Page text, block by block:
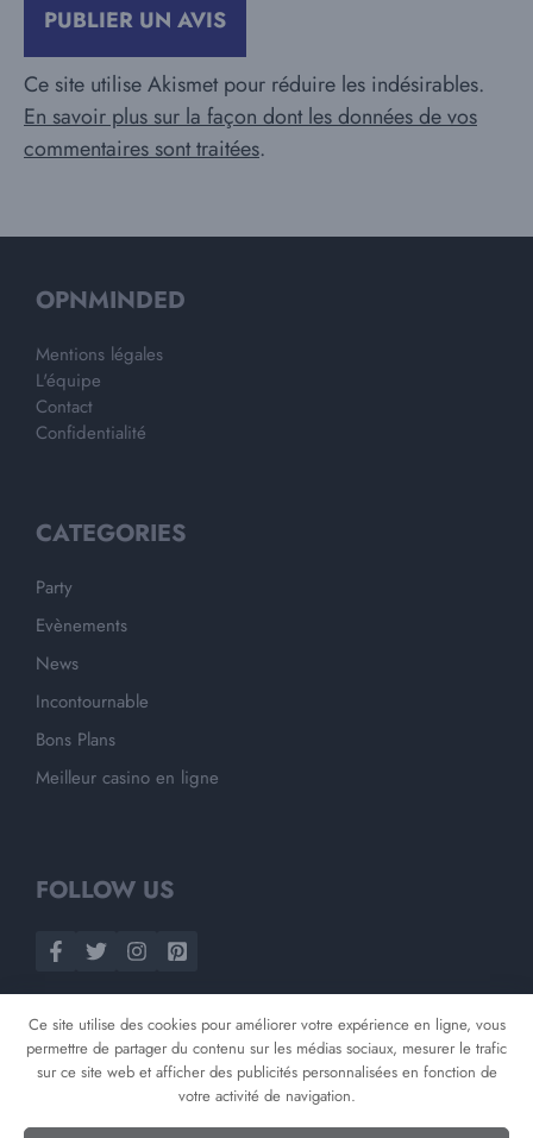
Ce site utilise Akismet pour réduire les indésirables.
En savoir plus sur la façon dont les données de vos
commentaires sont traitées.
OPNMINDED
Mentions légales
L'équipe
Contact
Confidentialité
CATEGORIES
Party
Evènements
News
Incontournable
Bons Plans
Meilleur casino en ligne
FOLLOW US
©2026Opnminded
Ce site utilise des cookies pour améliorer votre expérience en ligne, vous
permettre de partager du contenu sur les médias sociaux, mesurer le trafic
sur ce site web et afficher des publicités personnalisées en fonction de
votre activité de navigation.